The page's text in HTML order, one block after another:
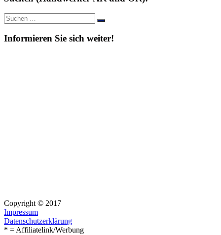
Suche
nach:
Suchen
Informieren Sie sich weiter!
Copyright © 2017
Impressum
Datenschutzerklärung
* = Affiliatelink/Werbung